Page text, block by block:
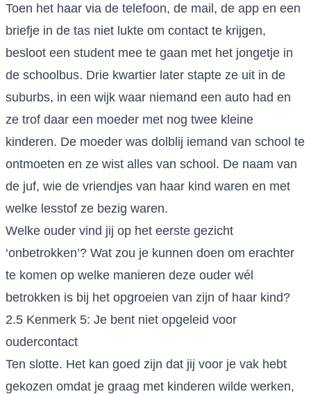
Toen het haar via de telefoon, de mail, de app en een
briefje in de tas niet lukte om contact te krijgen,
besloot een student mee te gaan met het jongetje in
de schoolbus. Drie kwartier later stapte ze uit in de
suburbs, in een wijk waar niemand een auto had en
ze trof daar een moeder met nog twee kleine
kinderen. De moeder was dolblij iemand van school te
ontmoeten en ze wist alles van school. De naam van
de juf, wie de vriendjes van haar kind waren en met
welke lesstof ze bezig waren.
Welke ouder vind jij op het eerste gezicht
‘onbetrokken’? Wat zou je kunnen doen om erachter
te komen op welke manieren deze ouder wél
betrokken is bij het opgroeien van zijn of haar kind?
2.5 Kenmerk 5: Je bent niet opgeleid voor
oudercontact
Ten slotte. Het kan goed zijn dat jij voor je vak hebt
gekozen omdat je graag met kinderen wilde werken,